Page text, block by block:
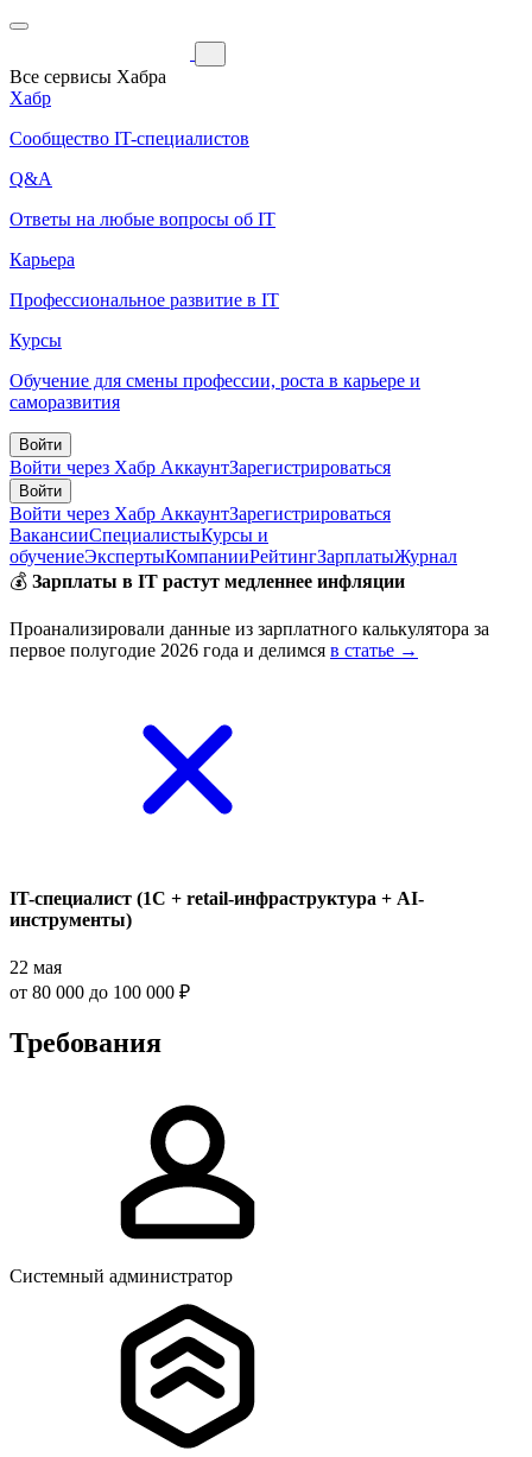
Все сервисы Хабра
Хабр
Сообщество IT-специалистов
Q&A
Ответы на любые вопросы об IT
Карьера
Профессиональное развитие в IT
Курсы
Обучение для смены профессии, роста в карьере и
саморазвития
Войти
Войти через Хабр АккаунтЗарегистрироваться
Войти
Войти через Хабр АккаунтЗарегистрироваться
ВакансииСпециалистыКурсы и
обучениеЭкспертыКомпанииРейтингЗарплатыЖурнал
💰 Зарплаты в IT растут медленнее инфляции
Проанализировали данные из зарплатного калькулятора за
первое полугодие 2026 года и делимся в статье →
IT-специалист (1С + retail-инфраструктура + AI-
инструменты)
22 мая
от 80 000 до 100 000 ₽
Требования
Системный администратор